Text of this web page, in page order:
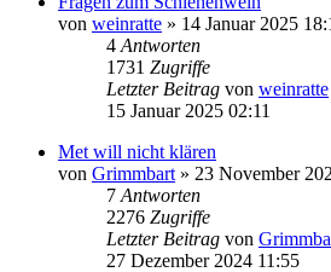
von weinratte » 14 Januar 2025
4 Antworten
1731 Zugriffe
Letzter Beitrag von weinratte
15 Januar 2025 02:11
Met will nicht klären
von Grimmbart » 23 November
7 Antworten
2276 Zugriffe
Letzter Beitrag von
27 Dezember 2024 11:55